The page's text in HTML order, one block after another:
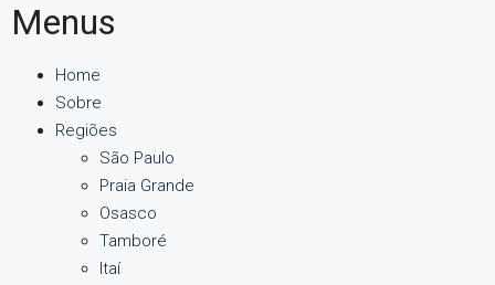
Menus
Home
Sobre
Regiões
São Paulo
Praia Grande
Osasco
Tamboré
Itaí